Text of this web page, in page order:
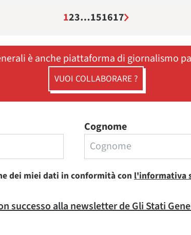
123…151617
è anche piattaforma di giornalismo
VUOI COLLABORARE ?
Cognome
dei miei dati in conformità con l'informativa
successo alla newsletter de Gli Stati